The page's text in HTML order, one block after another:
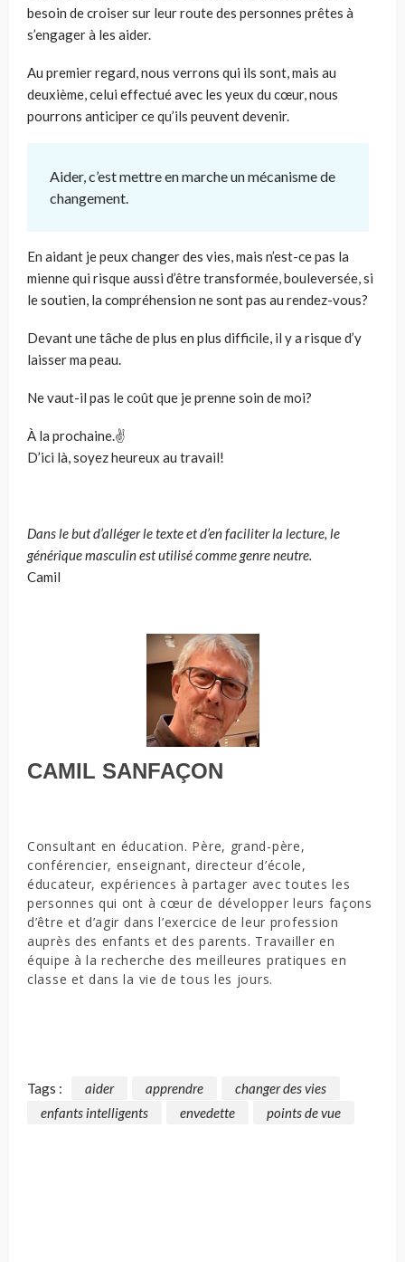
besoin de croiser sur leur route des personnes prêtes à
s’engager à les aider.
Au premier regard, nous verrons qui ils sont, mais au
deuxième, celui effectué avec les yeux du cœur, nous
pourrons anticiper ce qu’ils peuvent devenir.
Aider, c’est mettre en marche un mécanisme de
changement.
En aidant je peux changer des vies, mais n’est-ce pas la
mienne qui risque aussi d’être transformée, bouleversée, si
le soutien, la compréhension ne sont pas au rendez-vous?
Devant une tâche de plus en plus difficile, il y a risque d’y
laisser ma peau.
Ne vaut-il pas le coût que je prenne soin de moi?
À la prochaine.✌️
D’ici là, soyez heureux au travail!
Dans le but d’alléger le texte et d’en faciliter la lecture, le
générique masculin est utilisé comme genre neutre.
Camil
CAMIL SANFAÇON
Consultant en éducation. Père, grand-père,
conférencier, enseignant, directeur d’école,
éducateur, expériences à partager avec toutes les
personnes qui ont à cœur de développer leurs façons
d’être et d’agir dans l’exercice de leur profession
auprès des enfants et des parents. Travailler en
équipe à la recherche des meilleures pratiques en
classe et dans la vie de tous les jours.
Tags : aider apprendre
changer des vies
enfants intelligents
envedette points de vue